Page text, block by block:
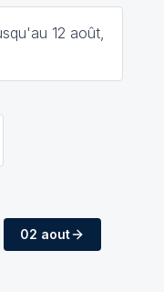
12 août,
02 aout